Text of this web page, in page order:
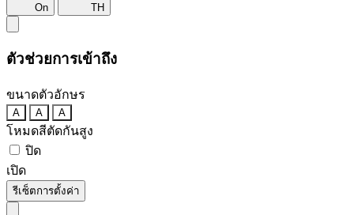
On TH
ตัวช่วยการเข้าถึง
ขนาดตัวอักษร
A A A
โหมดสีตัดกันสูง
ปิด
เปิด
รีเซ็ตการตั้งค่า